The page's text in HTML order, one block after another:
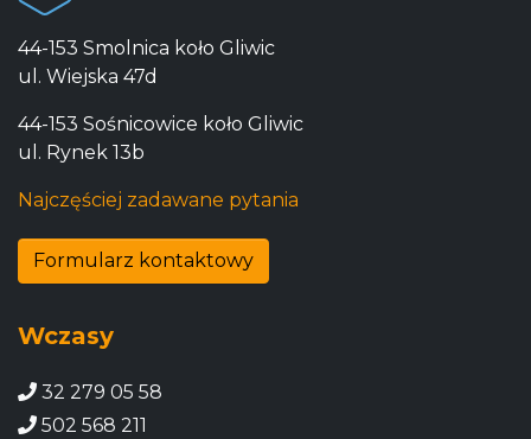
44-153 Smolnica koło Gliwic
ul. Wiejska 47d
44-153 Sośnicowice koło Gliwic
ul. Rynek 13b
Najczęściej zadawane pytania
Formularz kontaktowy
Wczasy
32 279 05 58
502 568 211